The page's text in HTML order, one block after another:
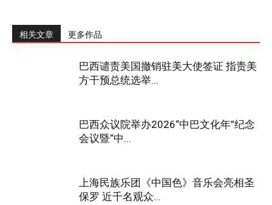
相关文章 更多作品
巴西谴责美国撤销驻美大使签证 指责美
方干预总统选举...
巴西众议院举办2026“中巴文化年”纪念
会议暨“中...
上海民族乐团《中国色》音乐会亮相圣
保罗 近千名观众...